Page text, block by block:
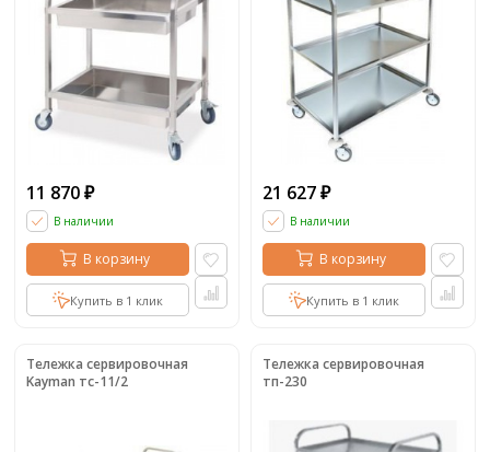
11 870 ₽
В наличии
В корзину
Купить в 1 клик
21 627 ₽
В наличии
В корзину
Купить в 1 клик
Тележка сервировочная
Kayman тс-11/2
Тележка сервировочная
тп-230